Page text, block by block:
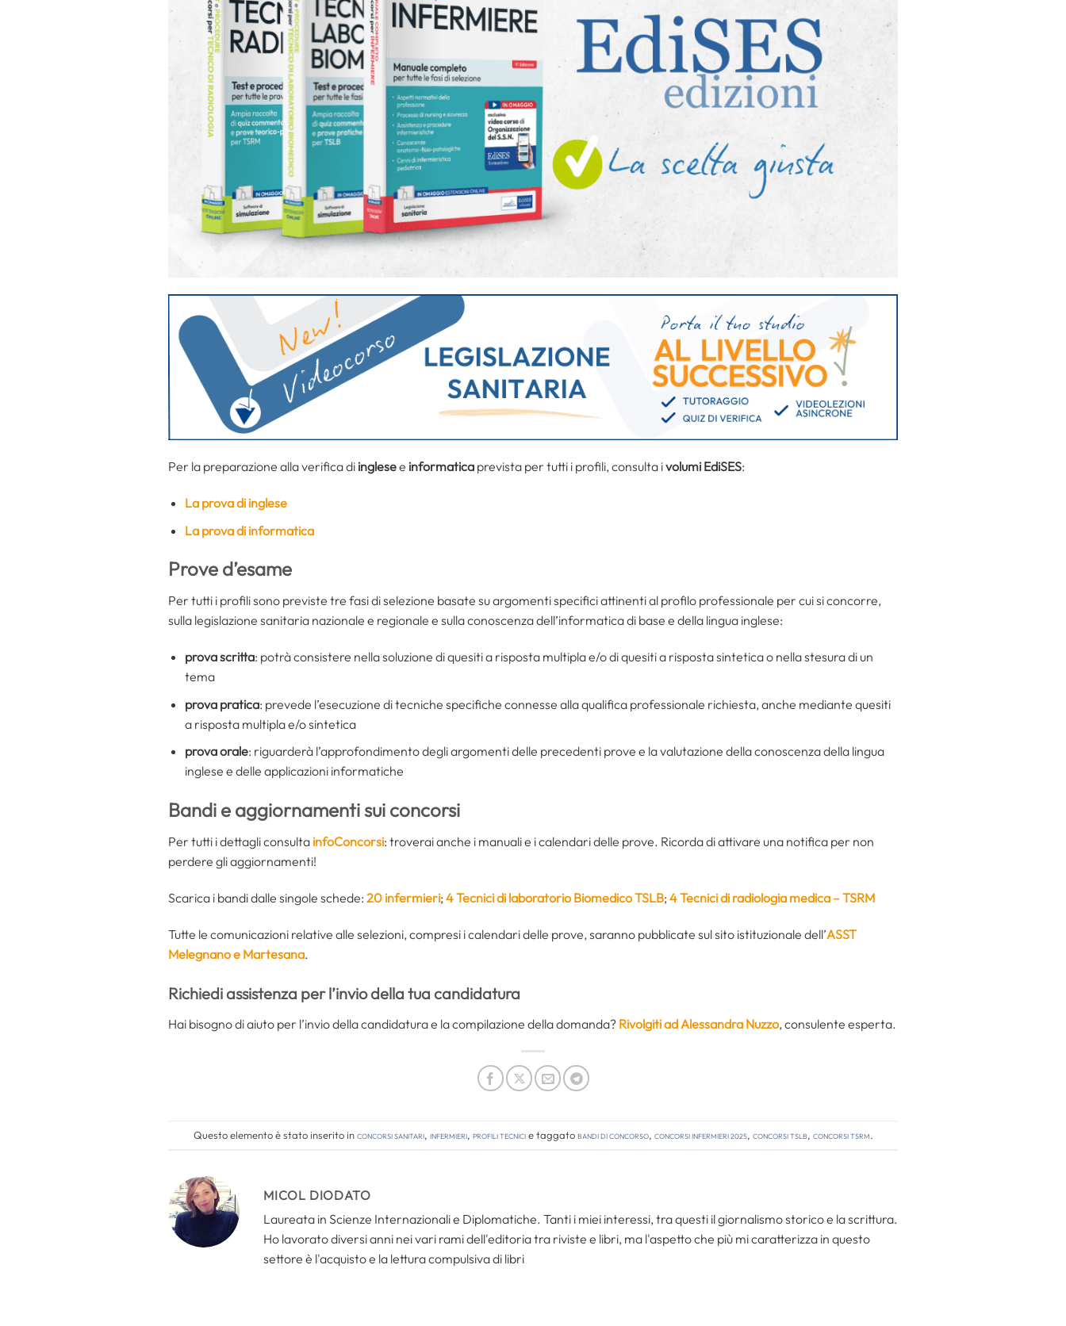
Per la preparazione alla verifica di inglesee informatica prevista per tutti i profili, consulta ivolumi EdiSES:
La prova di inglese
La prova di informatica
Prove d’esame
Per tutti i profili sono previste tre fasi di selezione basate su argomenti specifici attinenti al profilo professionale per cui si concorre,
sulla legislazione sanitaria nazionale e regionale e sulla conoscenza dell’informatica di base e della lingua inglese:
prova scritta: potrà consistere nella soluzione di quesiti a risposta multipla e/o di quesiti a risposta sintetica o nella stesura di un
tema
prova pratica: prevede l’esecuzione di tecniche specifiche connesse alla qualifica professionale richiesta, anche mediante quesiti
a risposta multipla e/o sintetica
prova orale: riguarderà l’approfondimento degli argomenti delle precedenti prove e la valutazione della conoscenza della lingua
inglese e delle applicazioni informatiche
Bandi e aggiornamenti sui concorsi
Per tutti i dettagli consulta infoConcorsi: troverai anche i manuali e i calendari delle prove. Ricorda di attivare una notifica per non
perdere gli aggiornamenti!
Scarica i bandi dalle singole schede: 20 infermieri; 4 Tecnici di laboratorio Biomedico TSLB; 4 Tecnici di radiologia medica – TSRM
Tutte le comunicazioni relative alle selezioni, compresi i calendari delle prove, saranno pubblicate sul sito istituzionale dell’ASST
Melegnano e Martesana.
Richiedi assistenza per l’invio della tua candidatura
Hai bisogno di aiuto per l’invio della candidatura e la compilazione della domanda? Rivolgiti ad Alessandra Nuzzo, consulente esperta.
Questo elemento è stato inserito inConcorsi Sanitari, Infermieri, Profili tecnicie taggatobandi di concorso, concorsi infermieri 2025, concorsi tslb, concorsi tsrm.
MICOL DIODATO
Laureata in Scienze Internazionali e Diplomatiche. Tanti i miei interessi, tra questi il giornalismo storico e la scrittura.
Ho lavorato diversi anni nei vari rami dell'editoria tra riviste e libri, ma l'aspetto che più mi caratterizza in questo
settore è l'acquisto e la lettura compulsiva di libri